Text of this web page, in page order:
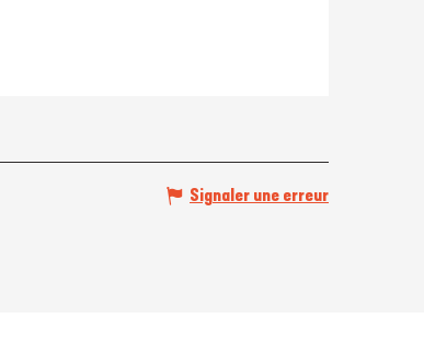
Signaler une erreur